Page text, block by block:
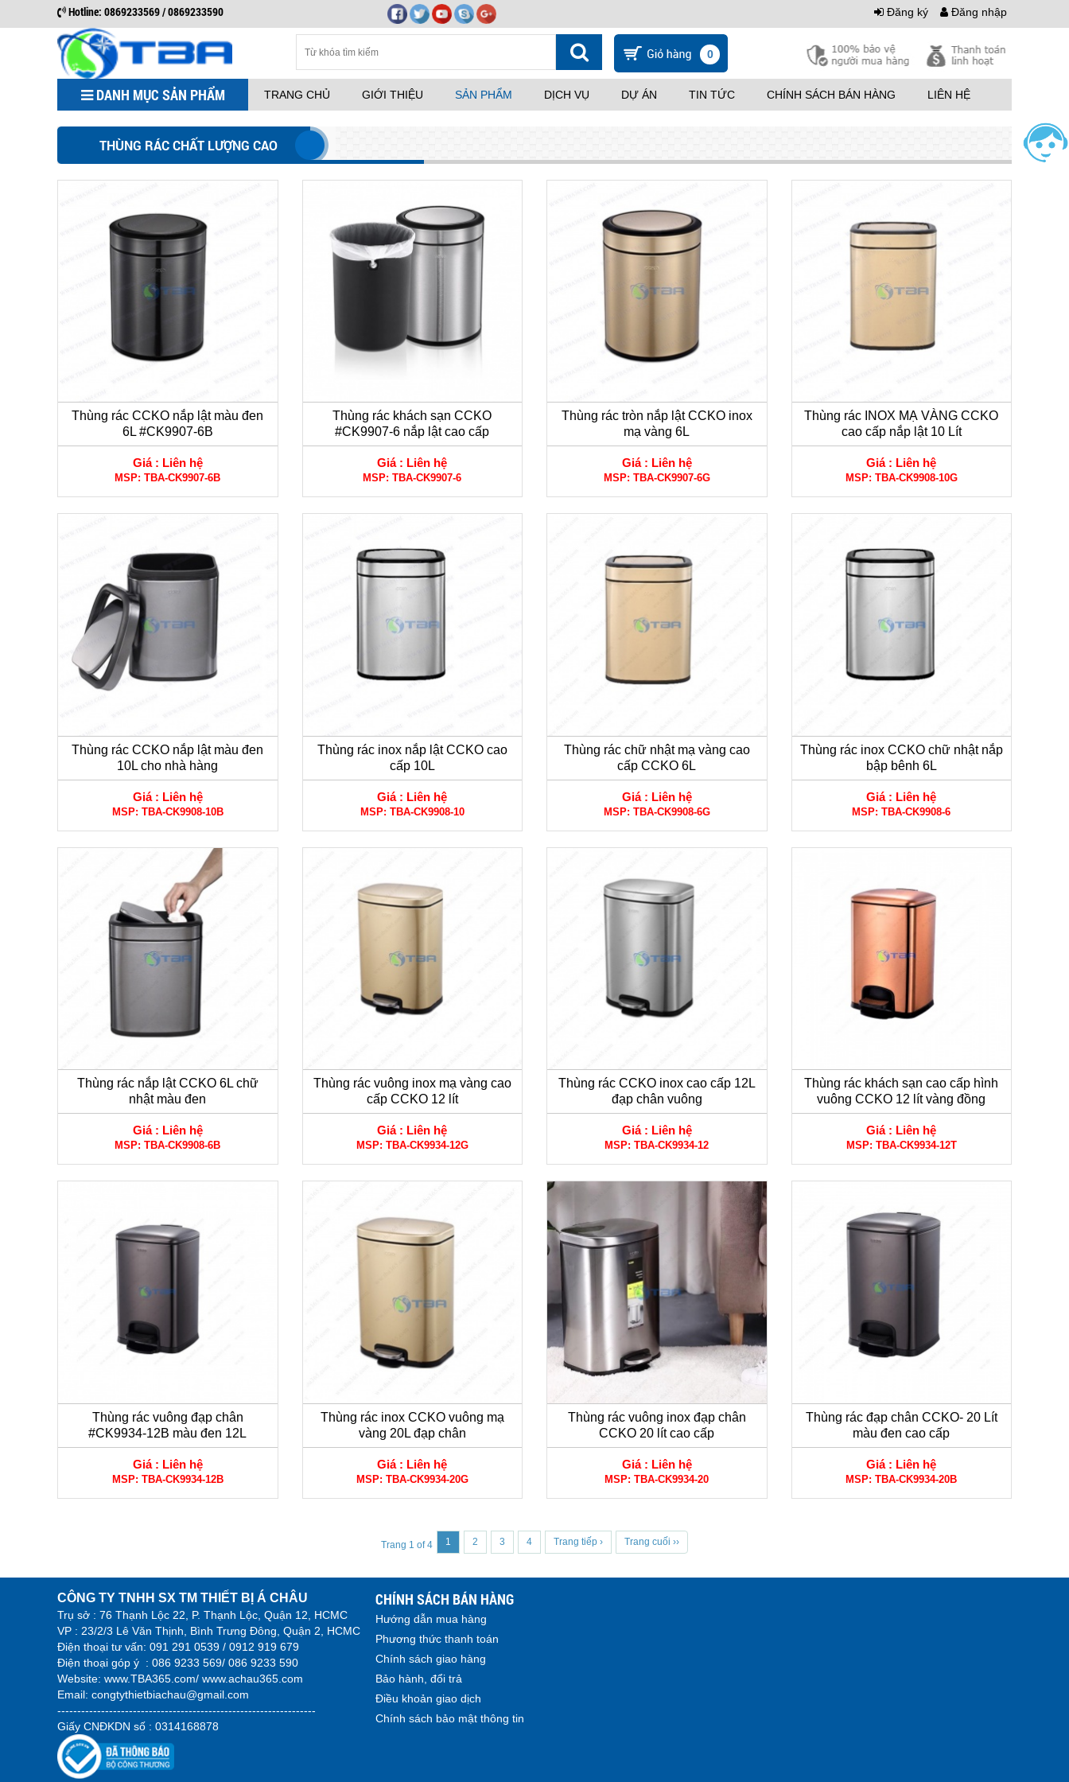
Hotline: 0869233569 / 0869233590 Đăng ký Đăng nhập
0
DANH MỤC SẢN PHẨM TRANG CHỦ GIỚI THIỆU SẢN PHẨM DỊCH VỤ DỰ ÁN TIN TỨC CHÍNH SÁCH BÁN HÀNG LIÊN HỆ
THÙNG RÁC CHẤT LƯỢNG CAO
Thùng rác CCKO nắp lật màu đen
6L #CK9907-6B
Giá : Liên hệ
MSP:TBA-CK9907-6B
Thùng rác khách sạn CCKO
#CK9907-6 nắp lật cao cấp
Giá : Liên hệ
MSP:TBA-CK9907-6
Thùng rác tròn nắp lật CCKO inox
mạ vàng 6L
Giá : Liên hệ
MSP: TBA-CK9907-6G
Thùng rác INOX MẠ VÀNG CCKO
cao cấp nắp lật 10 Lít
Giá : Liên hệ
MSP: TBA-CK9908-10G
Thùng rác CCKO nắp lật màu đen
10L cho nhà hàng
Giá : Liên hệ
MSP: TBA-CK9908-10B
Thùng rác inox nắp lật CCKO cao
cấp 10L
Giá : Liên hệ
MSP: TBA-CK9908-10
Thùng rác chữ nhật mạ vàng cao
cấp CCKO 6L
Giá : Liên hệ
MSP: TBA-CK9908-6G
Thùng rác inox CCKO chữ nhật nắp
bập bênh 6L
Giá : Liên hệ
MSP:TBA-CK9908-6
Thùng rác nắp lật CCKO 6L chữ
nhật màu đen
Giá : Liên hệ
MSP:TBA-CK9908-6B
Thùng rác vuông inox mạ vàng cao
cấp CCKO 12 lít
Giá : Liên hệ
MSP: TBA-CK9934-12G
Thùng rác CCKO inox cao cấp 12L
đạp chân vuông
Giá : Liên hệ
MSP:TBA-CK9934-12
Thùng rác khách sạn cao cấp hình
vuông CCKO 12 lít vàng đồng
Giá : Liên hệ
MSP: TBA-CK9934-12T
Thùng rác vuông đạp chân
#CK9934-12B màu đen 12L
Giá : Liên hệ
MSP: TBA-CK9934-12B
Thùng rác inox CCKO vuông mạ
vàng 20L đạp chân
Giá : Liên hệ
MSP: TBA-CK9934-20G
Thùng rác vuông inox đạp chân
CCKO 20 lít cao cấp
Giá : Liên hệ
MSP:TBA-CK9934-20
Thùng rác đạp chân CCKO- 20 Lít
màu đen cao cấp
Giá : Liên hệ
MSP:TBA-CK9934-20B
Trang 1 of 4 1 2 3 4 Trang tiếp › Trang cuối ››
CÔNG TY TNHH SX TM THIẾT BỊ Á CHÂU
Trụ sở : 76 Thạnh Lộc 22, P. Thạnh Lộc, Quận 12, HCMC
VP : 23/2/3 Lê Văn Thịnh, Bình Trưng Đông, Quận 2, HCMC
Điện thoại tư vấn: 091 291 0539 / 0912 919 679
Điện thoại góp ý : 086 9233 569/ 086 9233 590
Website: www.TBA365.com/ www.achau365.com
Email: congtythietbiachau@gmail.com
-----------------------------------------------------------------
Giấy CNĐKDN số : 0314168878
CHÍNH SÁCH BÁN HÀNG
Hướng dẫn mua hàng
Phương thức thanh toán
Chính sách giao hàng
Bảo hành, đổi trả
Điều khoản giao dịch
Chính sách bảo mật thông tin